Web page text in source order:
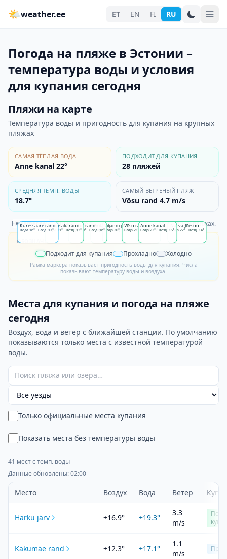
🌤weather.ee ET EN FI RU
Погода на пляже в Эстонии –
температура воды и условия
для купания сегодня
Пляжи на карте
Температура воды и пригодность для купания на крупных
пляжах
САМАЯ ТЁПЛАЯ ВОДА
Anne kanal 22°
ПОДХОДИТ ДЛЯ КУПАНИЯ
28 пляжей
СРЕДНЯЯ ТЕМП. ВОДЫ
18.7°
САМЫЙ ВЕТРЕНЫЙ ПЛЯЖ
Võsu rand 4.7 m/s
На карте показаны температура воды и воздуха на крупных пляжах.
Pirita rand
Вода 19°·Возд. 12°
Viljandi järv
Вода 20° · Возд. 14°
Võsu rand
Вода 21° ·Возд. 13°
Pärnu rand
Вода 19°· Возд. 16°
Haapsalu rand
Вода 21°· Возд. 13°
Narva-Jõesuu
Вода 22°· Возд. 14°
Kuressaare rand
Вода 16° ·Возд. 17°
Anne kanal
Вода 22° ·Возд. 15°
weather.ee
ОБОЗНАЧЕНИЯ
Подходит для купания Прохладно Холодно
Рамка маркера показывает пригодность воды для купания. Числа
показывают температуру воды и воздуха.
Места для купания и погода на пляже
сегодня
Воздух, вода и ветер с ближайшей станции. По умолчанию
показываются только места с известной температурой
воды.
Только официальные места купания
Показать места без температуры воды
41 мест с темп. воды
Данные обновлены:02:00
Место Воздух Вода Ветер
Harku järv +16.9° +19.3°
3.3
m/s
Kakumäe rand +12.3° +17.1°
1.1
m/s